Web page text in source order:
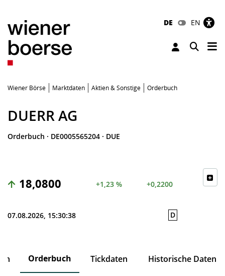
DE EN
Toggle
Wiener Börse Marktdaten Aktien & Sonstige Orderbuch
DUERR AG
Orderbuch · DE0005565204 · DUE
18,0800 +1,23 % +0,2200
07.08.2026, 15:30:38 D
Orderbuch Tickdaten Historische Daten